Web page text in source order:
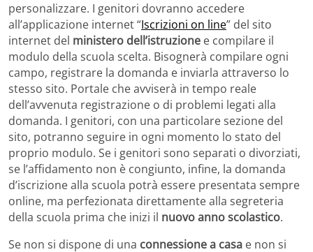
personalizzare. I genitori dovranno accedere
all’applicazione internet “Iscrizioni on line” del sito
internet del ministero dell’istruzione e compilare il
modulo della scuola scelta. Bisognerà compilare ogni
campo, registrare la domanda e inviarla attraverso lo
stesso sito. Portale che avviserà in tempo reale
dell’avvenuta registrazione o di problemi legati alla
domanda. I genitori, con una particolare sezione del
sito, potranno seguire in ogni momento lo stato del
proprio modulo. Se i genitori sono separati o divorziati,
se l’affidamento non è congiunto, infine, la domanda
d’iscrizione alla scuola potrà essere presentata sempre
online, ma perfezionata direttamente alla segreteria
della scuola prima che inizi il nuovo anno scolastico.
Se non si dispone di una connessione a casa e non si